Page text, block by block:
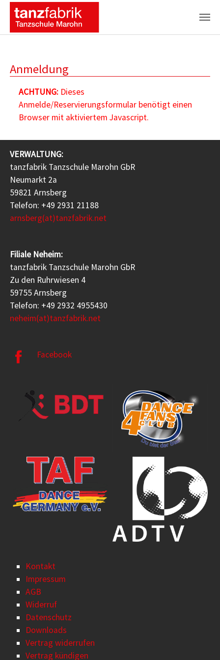
Anmeldung
ACHTUNG:Dieses
Anmelde/Reservierungsformular benötigt einen
Browser mit aktiviertem Javascript.
VERWALTUNG:
tanzfabrik Tanzschule Marohn GbR
Neumarkt 2a
59821 Arnsberg
Telefon: +49 2931 21188
arnsberg(at)tanzfabrik.net
Filiale Neheim:
tanzfabrik Tanzschule Marohn GbR
Zu den Ruhrwiesen 4
59755 Arnsberg
Telefon: +49 2932 4955430
neheim(at)tanzfabrik.net
Facebook
Kontakt
Impressum
AGB
Widerruf
Datenschutz
Downloads
Vertrag widerrufen
Vertrag kündigen